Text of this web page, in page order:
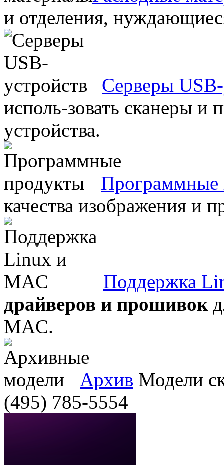
и отделения,
Серверы
исполь-зовать сканеры и
устройства.
Программные
качества изображения и
Поддержка
драйверов и прошивок
MAC.
Архив Модели
(495) 785-5554